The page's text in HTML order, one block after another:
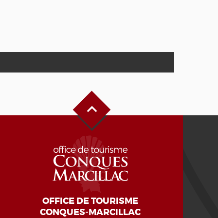
OFFICE DE TOURISME
CONQUES-MARCILLAC